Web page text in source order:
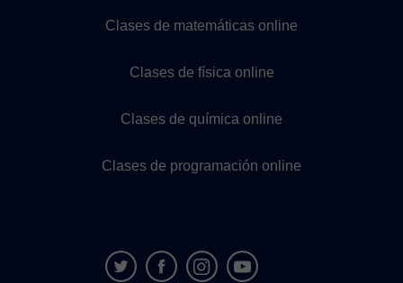
Clases de matemáticas online
Clases de física online
Clases de química online
Clases de programación online